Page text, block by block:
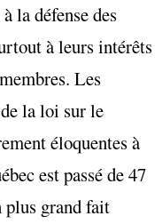
la défense des
à leurs intérêts
Les
la loi sur le
éloquentes à
est passé de 47
plus grand fait